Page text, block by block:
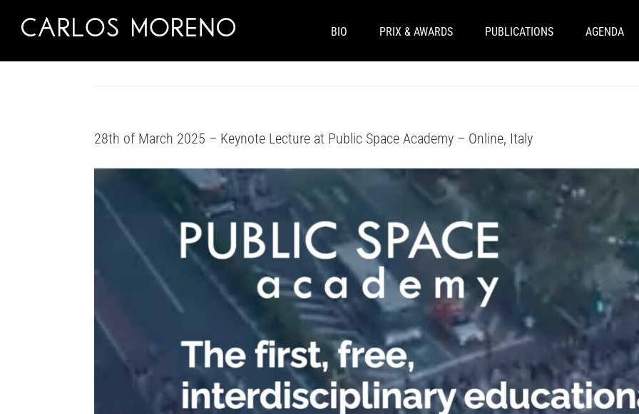
content
BIO PRIX & AWARDS PUBLICATIONS AGENDA
28th of March 2025 – Keynote Lecture at Public Space Academy – Online, Italy